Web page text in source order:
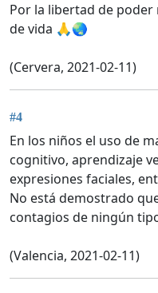
Por la libertad de
de vida 🙏🌏
(Cervera, 2021-02-11)
#4
En los niños el uso de
cognitivo, aprendizaje
expresiones faciales,
No está demostrado
contagios de ningún
(Valencia, 2021-02-11)